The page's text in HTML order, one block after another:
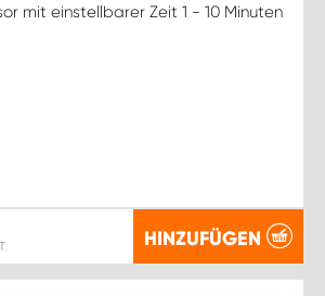
mit einstellbarer Zeit 1 - 10 Minuten
HINZUFÜGEN